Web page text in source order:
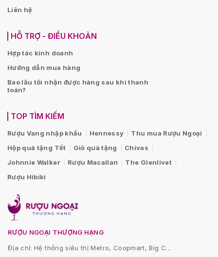
Liên hệ
HỖ TRỢ - ĐIỀU KHOẢN
Hợp tác kinh doanh
Hướng dẫn mua hàng
Bao lâu tôi nhận được hàng sau khi thanh
toán?
TOP TÌM KIẾM
Rượu Vang nhập khẩu Hennessy
Thu mua Rượu Ngoại
Hộp quà tặng Tết
Giỏ quà tặng
Chivas
Johnnie Walker
Rượu Macallan
The Glenlivet
Rượu Hibiki
RƯỢU NGOẠI THƯỢNG HẠNG
Địa chỉ: Hệ thống siêu thị Metro, Coopmart, Big C...